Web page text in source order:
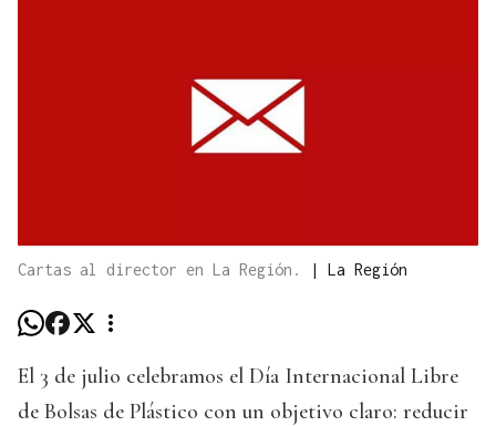
Cartas al director en La Región. | La Región
El 3 de julio celebramos el Día Internacional Libre
de Bolsas de Plástico con un objetivo claro: reducir